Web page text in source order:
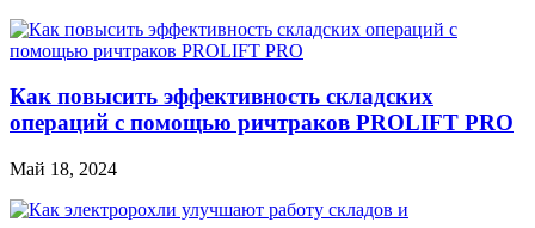
Как повысить эффективность складских
операций с помощью ричтраков PROLIFT PRO
Май 18, 2024